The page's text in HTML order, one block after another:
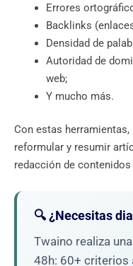
Errores
Backlinks
Densidad de
Autoridad de
web;
Y mucho más.
Con estas
reformular y resumir
redacción de
🔍 ¿Necesitas
Twaino realiza
48h: 60+ criterios